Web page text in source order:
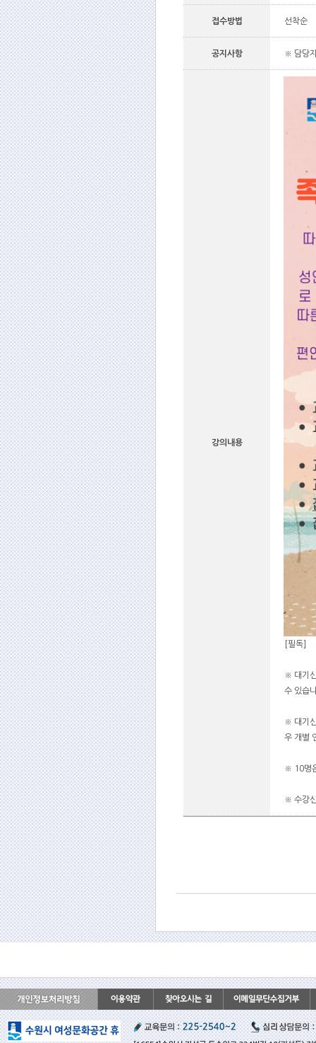
접수방법 선착순
공지사항 ※ 담당
강의내용
[필독]
※ 대기
수 있습
※ 대기
우 개별
※ 10명
※ 수강